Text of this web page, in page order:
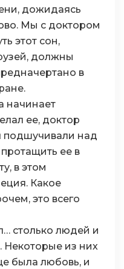
дожидаясь
Мы с доктором
этот сон,
должны
в
начинает
ее, доктор
подшучивали над
ее в
в этом
Какое
это всего
столько людей и
Некоторые из них
была любовь, и